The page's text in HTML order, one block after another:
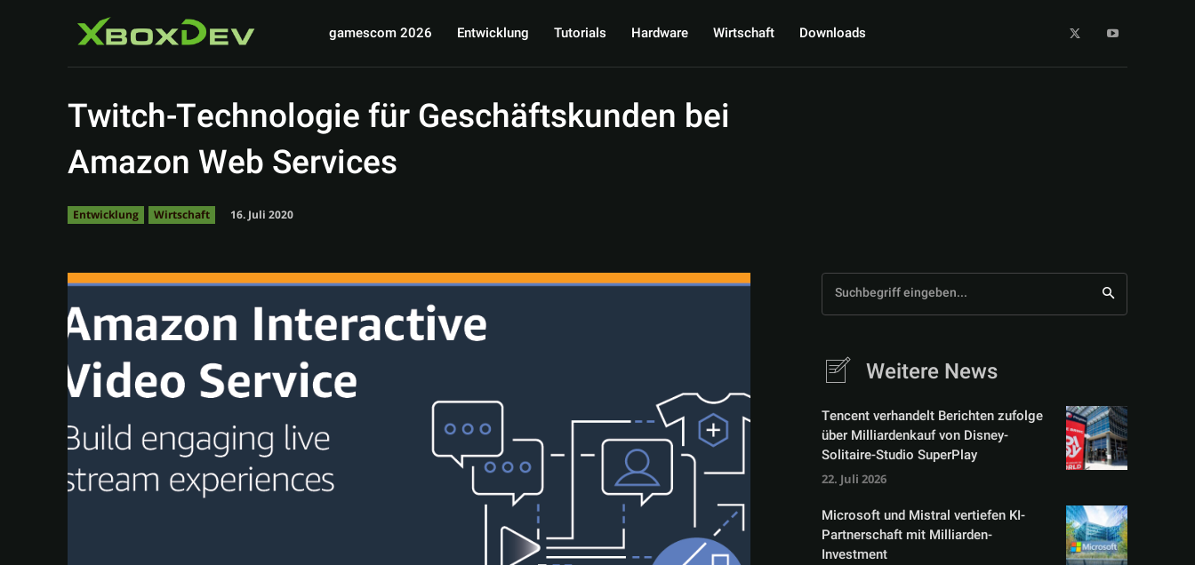
gamescom 2026 Entwicklung Tutorials Hardware Wirtschaft Downloads
Twitch-Technologie für Geschäftskunden bei
Amazon Web Services
Entwicklung Wirtschaft 16. Juli 2020
Suchbegriff eingeben...
Weitere News
Tencent verhandelt Berichten zufolge
über Milliardenkauf von Disney-
Solitaire-Studio SuperPlay
22. Juli 2026
Microsoft und Mistral vertiefen KI-
Partnerschaft mit Milliarden-
Investment